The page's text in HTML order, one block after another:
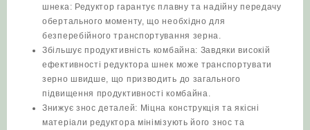
шнека: Редуктор гарантує плавну та надійну передачу
обертального моменту, що необхідно для
безперебійного транспортування зерна.
Збільшує продуктивність комбайна: Завдяки високій
ефективності редуктора шнек може транспортувати
зерно швидше, що призводить до загального
підвищення продуктивності комбайна.
Знижує знос деталей: Міцна конструкція та якісні
матеріали редуктора мінімізують його знос та